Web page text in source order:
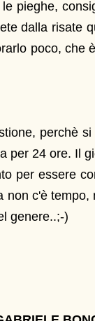
pieghe,
dalla risate
poco, che
perchè
per 24 ore. Il
per essere
c'è tempo,
genere..;-)